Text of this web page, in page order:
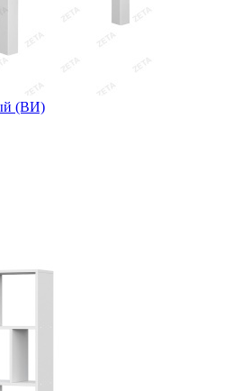
(ВИ)